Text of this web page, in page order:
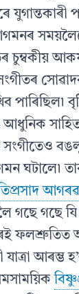
যুগান্তকাৰী
সময়লৈকে
চুম্বকীয়
পাৰিছিল৷
আধুনিক
ঘটালে৷
গছে গছে যি
ফলশ্ৰুতিত
আৰম্ভ